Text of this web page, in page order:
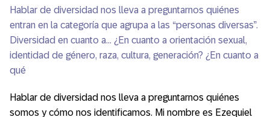
Hablar de diversidad nos lleva a preguntarnos quiénes
entran en la categoría que agrupa a las “personas diversas”.
Diversidad en cuanto a… ¿En cuanto a orientación sexual,
identidad de género, raza, cultura, generación? ¿En cuanto a
qué
Hablar de diversidad nos lleva a preguntarnos quiénes
somos y cómo nos identificamos. Mi nombre es Ezequiel